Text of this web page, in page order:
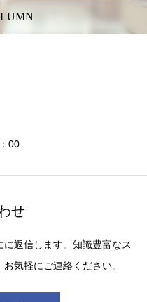
00
せ
返信します。知識豊富なス
気軽にご連絡ください。